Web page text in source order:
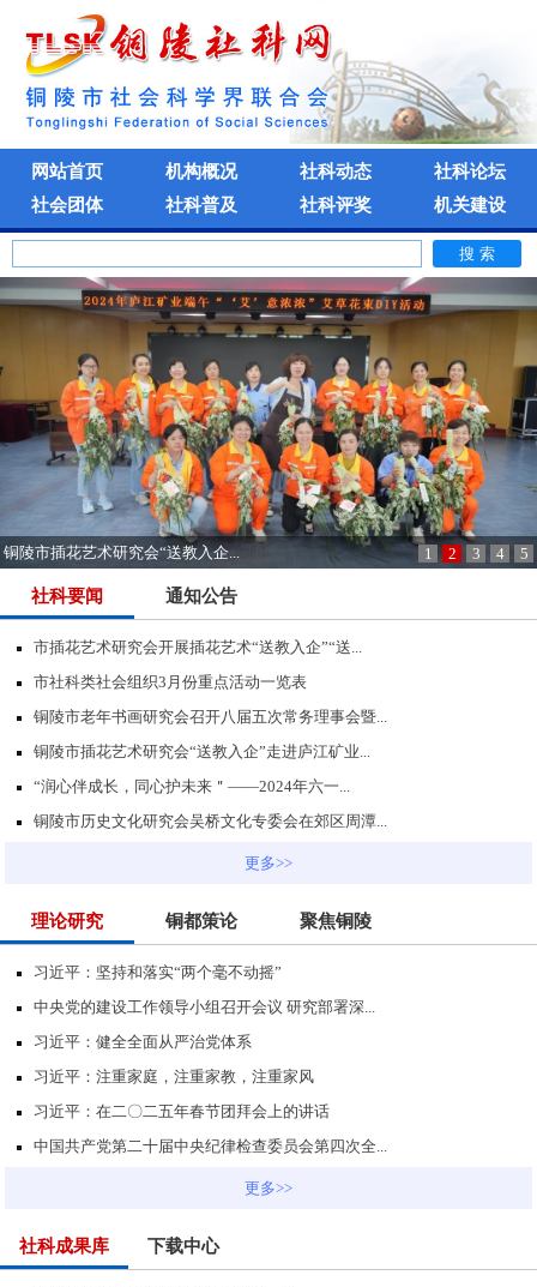
网站首页 机构概况 社科动态
社科论坛
社会团体
社科普及 社科评奖 机关建设
铜陵市插花艺术研究会“送教入企... 1 2 3 4 5
社科要闻 通知公告
市插花艺术研究会开展插花艺术“送教入企”“送...
市社科类社会组织3月份重点活动一览表
铜陵市老年书画研究会召开八届五次常务理事会暨...
铜陵市插花艺术研究会“送教入企”走进庐江矿业...
“润心伴成长，同心护未来＂——2024年六一...
铜陵市历史文化研究会吴桥文化专委会在郊区周潭...
更多>>
理论研究 铜都策论 聚焦铜陵
习近平：坚持和落实“两个毫不动摇”
中央党的建设工作领导小组召开会议 研究部署深...
习近平：健全全面从严治党体系
习近平：注重家庭，注重家教，注重家风
习近平：在二〇二五年春节团拜会上的讲话
中国共产党第二十届中央纪律检查委员会第四次全...
更多>>
社科成果库 下载中心